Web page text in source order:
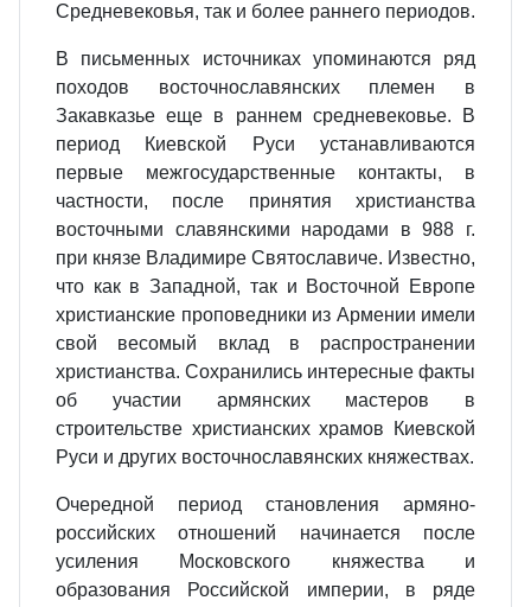
Средневековья, так и более раннего периодов.
В письменных источниках упоминаются ряд
походов восточнославянских племен в
Закавказье еще в раннем средневековье. В
период Киевской Руси устанавливаются
первые межгосударственные контакты, в
частности, после принятия христианства
восточными славянскими народами в 988 г.
при князе Владимире Святославиче. Известно,
что как в Западной, так и Восточной Европе
христианские проповедники из Армении имели
свой весомый вклад в распространении
христианства. Сохранились интересные факты
об участии армянских мастеров в
строительстве христианских храмов Киевской
Руси и других восточнославянских княжествах.
Очередной период становления армяно-
российских отношений начинается после
усиления Московского княжества и
образования Российской империи, в ряде